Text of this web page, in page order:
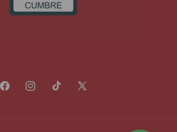
FacebookInstagramTikTokX